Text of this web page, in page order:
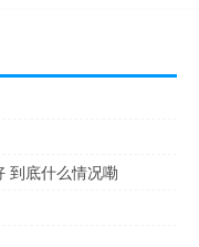
到底什么情况嘞